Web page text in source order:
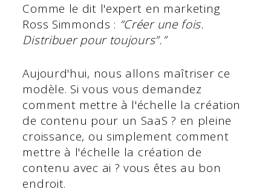
Comme le dit l'expert en marketing
Ross Simmonds : “Créer une fois.
Distribuer pour toujours”.”
Aujourd'hui, nous allons maîtriser ce
modèle. Si vous vous demandez
comment mettre à l'échelle la création
de contenu pour un SaaS ? en pleine
croissance, ou simplement comment
mettre à l'échelle la création de
contenu avec ai ? vous êtes au bon
endroit.